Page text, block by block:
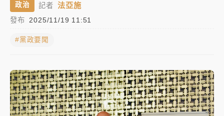
周末精選｜
員工犯案 破案關鍵曝
強風長浪襲馬祖！「白海豚」逼近劃設警戒區 違規戲
水觀浪恐重罰失血
周末精選｜ 苯駢芘無安全攝取值！致癌苦茶油下肚 毒
政治 記者 法亞施
發布 2025/11/19 11:51
#黨政要聞